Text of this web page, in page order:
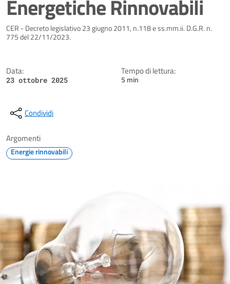
Energetiche Rinnovabili
Dettagli della notizia
CER - Decreto legislativo 23 giugno 2011, n.118 e ss.mm.ii. D.G.R. n.
775 del 22/11/2023.
Data:
23 ottobre 2025
Tempo di lettura:
5 min
Condividi
Argomenti
Energie rinnovabili